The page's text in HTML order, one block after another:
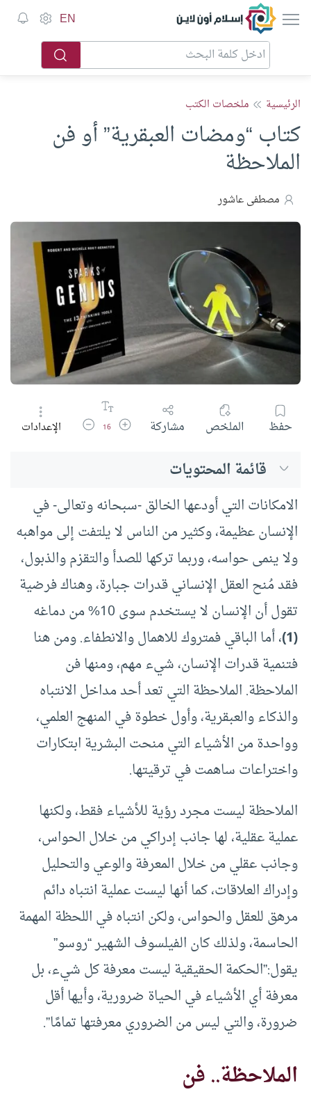
إسلام أون لاين EN
الرئيسية ملخصات الكتب
كتاب “ومضات العبقرية” أو فن
الملاحظة
مصطفى عاشور
حفظ الملخص مشاركة زيادة حجم الخط
16 تقليل حجم الخط
الإعدادات
قائمة المحتويات
الامكانات التي أودعها الخالق -سبحانه وتعالى- في
الإنسان عظيمة، وكثير من الناس لا يلتفت إلى مواهبه
ولا ينمى حواسه، وربما تركها للصدأ والتقزم والذبول،
فقد مُنح العقل الإنساني قدرات جبارة، وهناك فرضية
تقول أن الإنسان لا يستخدم سوى 10% من دماغه
(1) ، أما الباقي فمتروك للاهمال والانطفاء. ومن هنا
فتنمية قدرات الإنسان، شيء مهم، ومنها فن
الملاحظة. الملاحظة التي تعد أحد مداخل الانتباه
والذكاء والعبقرية، وأول خطوة في المنهج العلمي،
وواحدة من الأشياء التي منحت البشرية ابتكارات
واختراعات ساهمت في ترقيتها.
الملاحظة ليست مجرد رؤية للأشياء فقط، ولكنها
عملية عقلية، لها جانب إدراكي من خلال الحواس،
وجانب عقلي من خلال المعرفة والوعي والتحليل
وإدراك العلاقات، كما أنها ليست عملية انتباه دائم
مرهق للعقل والحواس، ولكن انتباه في اللحظة المهمة
الحاسمة، ولذلك كان الفيلسوف الشهير “روسو”
يقول:”الحكمة الحقيقية ليست معرفة كل شيء، بل
معرفة أي الأشياء في الحياة ضرورية، وأيها أقل
ضرورة، والتي ليس من الضروري معرفتها تمامًا”.
الملاحظة.. فن